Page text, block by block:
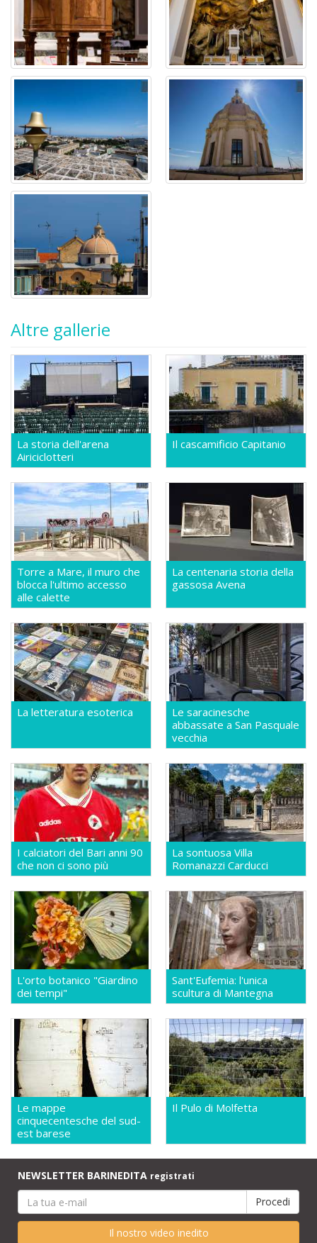
Altre gallerie
La storia dell'arena
Airiciclotteri
Il cascamificio Capitanio
Torre a Mare, il muro che
blocca l'ultimo accesso
alle calette
La centenaria storia della
gassosa Avena
La letteratura esoterica
Le saracinesche
abbassate a San Pasquale
vecchia
I calciatori del Bari anni 90
che non ci sono più
La sontuosa Villa
Romanazzi Carducci
L'orto botanico "Giardino
dei tempi"
Sant'Eufemia: l'unica
scultura di Mantegna
Le mappe
cinquecentesche del sud-
est barese
Il Pulo di Molfetta
NEWSLETTER BARINEDITA registrati
Il nostro video inedito